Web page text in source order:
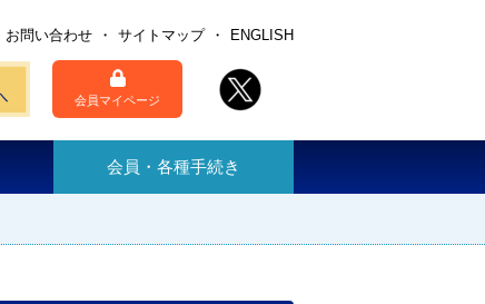
お問い合わせ サイトマップ ENGLISH
会員マイページ
会員・各種手続き